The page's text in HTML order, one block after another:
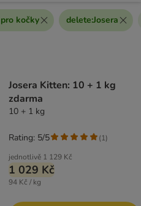
kočky delete:Josera
Josera Kitten: 10 + 1 kg
zdarma
10 + 1 kg
jednotlivě 1 129 Kč
1 029 Kč
94 Kč / kg
Rating: 5/5 (1)